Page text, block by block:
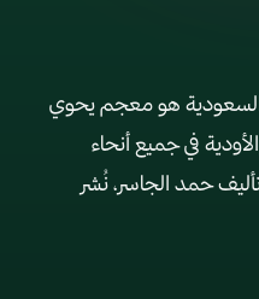
السعودية هو معجم يحوي
في جميع أنحاء
حمد الجاسر، نُشر